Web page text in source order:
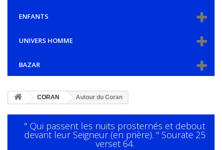
ENFANTS
UNIVERS HOMME
BAZAR
CORAN Autour du Coran
" Qui passent les nuits prosternés et debout
devant leur Seigneur (en prière). " Sourate 25
verset 64.